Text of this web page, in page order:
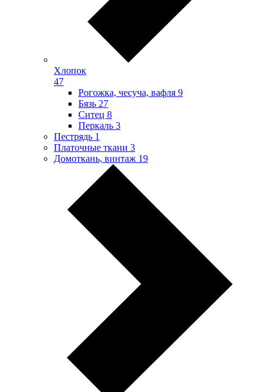
Хлопок
47
Рогожка, чесуча, вафля 9
Бязь 27
Ситец 8
Перкаль 3
Пестрядь 1
Платочные ткани 3
Домоткань, винтаж 19